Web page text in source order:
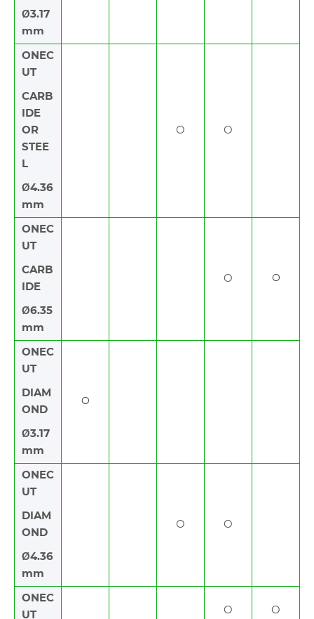
Ø3.17
mm
ONEC
UT
CARB
IDE
OR
STEE
L
Ø4.36
mm
O O
ONEC
UT
CARB
IDE
Ø6.35
mm
O O
ONEC
UT
DIAM
OND
Ø3.17
mm
O
ONEC
UT
DIAM
OND
Ø4.36
mm
O O
ONEC
UT
O O